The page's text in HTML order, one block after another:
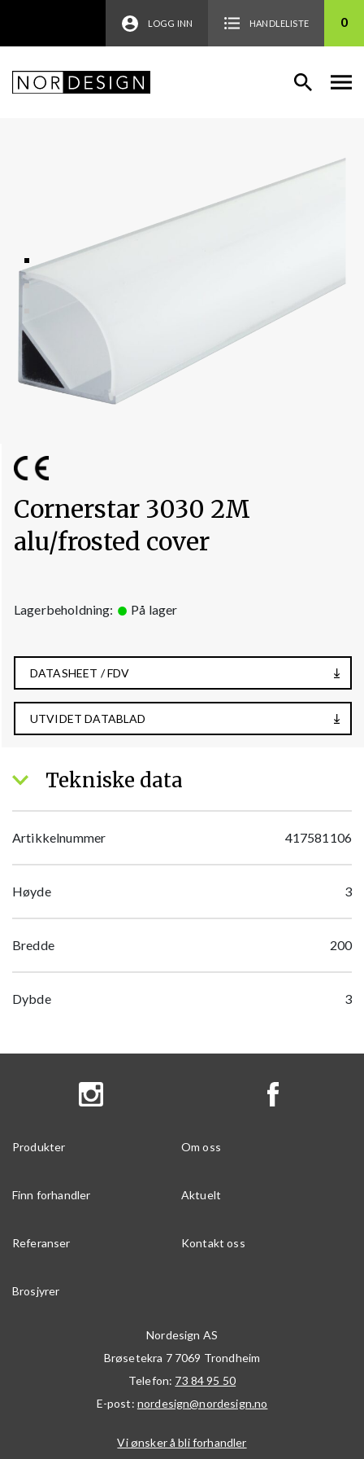
LOGG INN HANDLELISTE 0
Cornerstar 3030 2M
alu/frosted cover
Lagerbeholdning: På lager
DATASHEET / FDV
UTVIDET DATABLAD
Tekniske data
Artikkelnummer 417581106
Høyde 3
Bredde 200
Dybde 3
Produkter Om oss
Finn forhandler Aktuelt
Referanser Kontakt oss
Brosjyrer
Nordesign AS
Brøsetekra 7 7069 Trondheim
Telefon: 73 84 95 50
E-post: nordesign@nordesign.no
Vi ønsker å bli forhandler